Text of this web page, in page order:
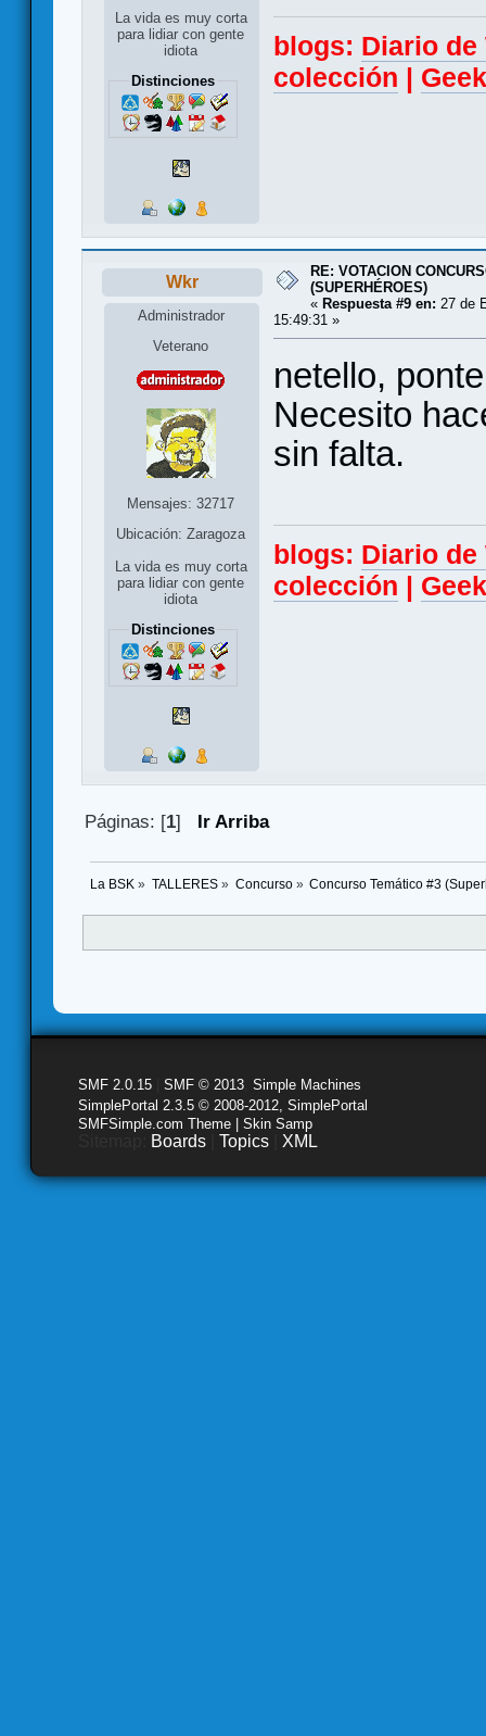
La vida es muy corta
para lidiar con gente
idiota
Distinciones
blogs: Diario
colección |
Wkr
Administrador
Veterano
Mensajes: 32717
Ubicación: Zaragoza
La vida es muy corta
para lidiar con gente
idiota
Distinciones
RE: VOTACION
(SUPERHÉROES)
« Respuesta #9 en: 27 de
15:49:31 »
netello,
Necesito
sin falta.
blogs: Diario
colección
Páginas: [1] Ir Arriba
La BSK » TALLERES» Concurso» Concurso Temático #3
SMF 2.0.15 SMF © 2013 Simple Machines
SimplePortal 2.3.5 © 2008-2012, SimplePortal
SMFSimple.com Theme | Skin Samp
Boards Topics XML